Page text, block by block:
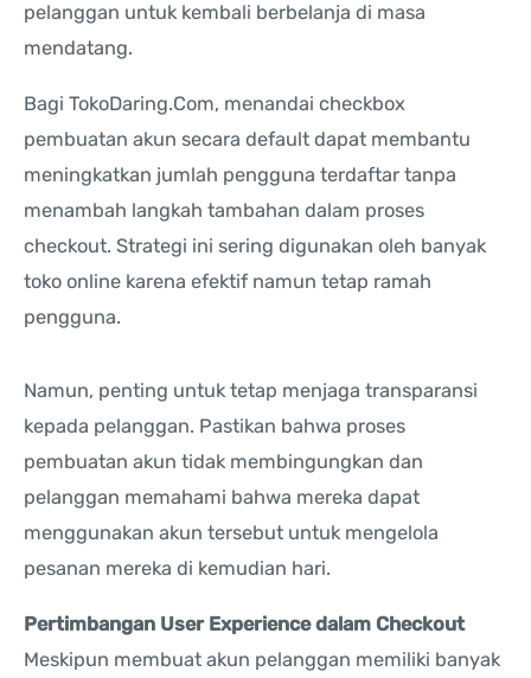
pelanggan untuk kembali berbelanja di masa
mendatang.
Bagi TokoDaring.Com, menandai checkbox
pembuatan akun secara default dapat membantu
meningkatkan jumlah pengguna terdaftar tanpa
menambah langkah tambahan dalam proses
checkout. Strategi ini sering digunakan oleh banyak
toko online karena efektif namun tetap ramah
pengguna.
Namun, penting untuk tetap menjaga transparansi
kepada pelanggan. Pastikan bahwa proses
pembuatan akun tidak membingungkan dan
pelanggan memahami bahwa mereka dapat
menggunakan akun tersebut untuk mengelola
pesanan mereka di kemudian hari.
Pertimbangan User Experience dalam Checkout
Meskipun membuat akun pelanggan memiliki banyak